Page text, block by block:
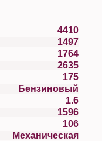
4410
1497
1764
2635
175
Бензиновый
1.6
1596
106
Механическая